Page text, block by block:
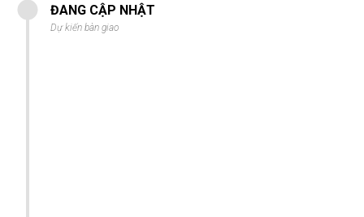
ĐANG CẬP NHẬT
Dự kiến bàn giao